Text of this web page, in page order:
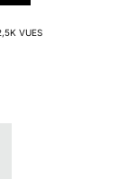
VUES